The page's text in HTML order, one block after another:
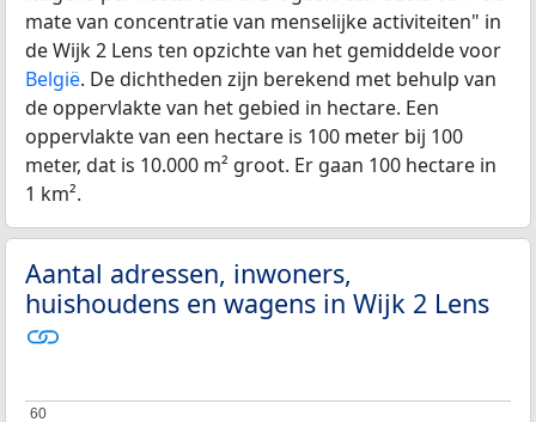
mate van concentratie van menselijke activiteiten" in
de Wijk 2 Lens ten opzichte van het gemiddelde voor
België. De dichtheden zijn berekend met behulp van
de oppervlakte van het gebied in hectare. Een
oppervlakte van een hectare is 100 meter bij 100
meter, dat is 10.000 m² groot. Er gaan 100 hectare in
1 km².
Aantal adressen, inwoners,
huishoudens en wagens in Wijk 2 Lens
60
60